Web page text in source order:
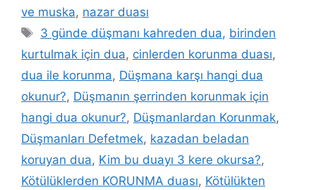
ve muska, nazar duası
3 günde düşmanı kahreden dua, birinden
kurtulmak için dua, cinlerden korunma duası,
dua ile korunma, Düşmana karşı hangi dua
okunur?, Düşmanın şerrinden korunmak için
hangi dua okunur?, Düşmanlardan Korunmak,
Düşmanları Defetmek, kazadan beladan
koruyan dua, Kim bu duayı 3 kere okursa?,
Kötülüklerden KORUNMA duası, Kötülükten